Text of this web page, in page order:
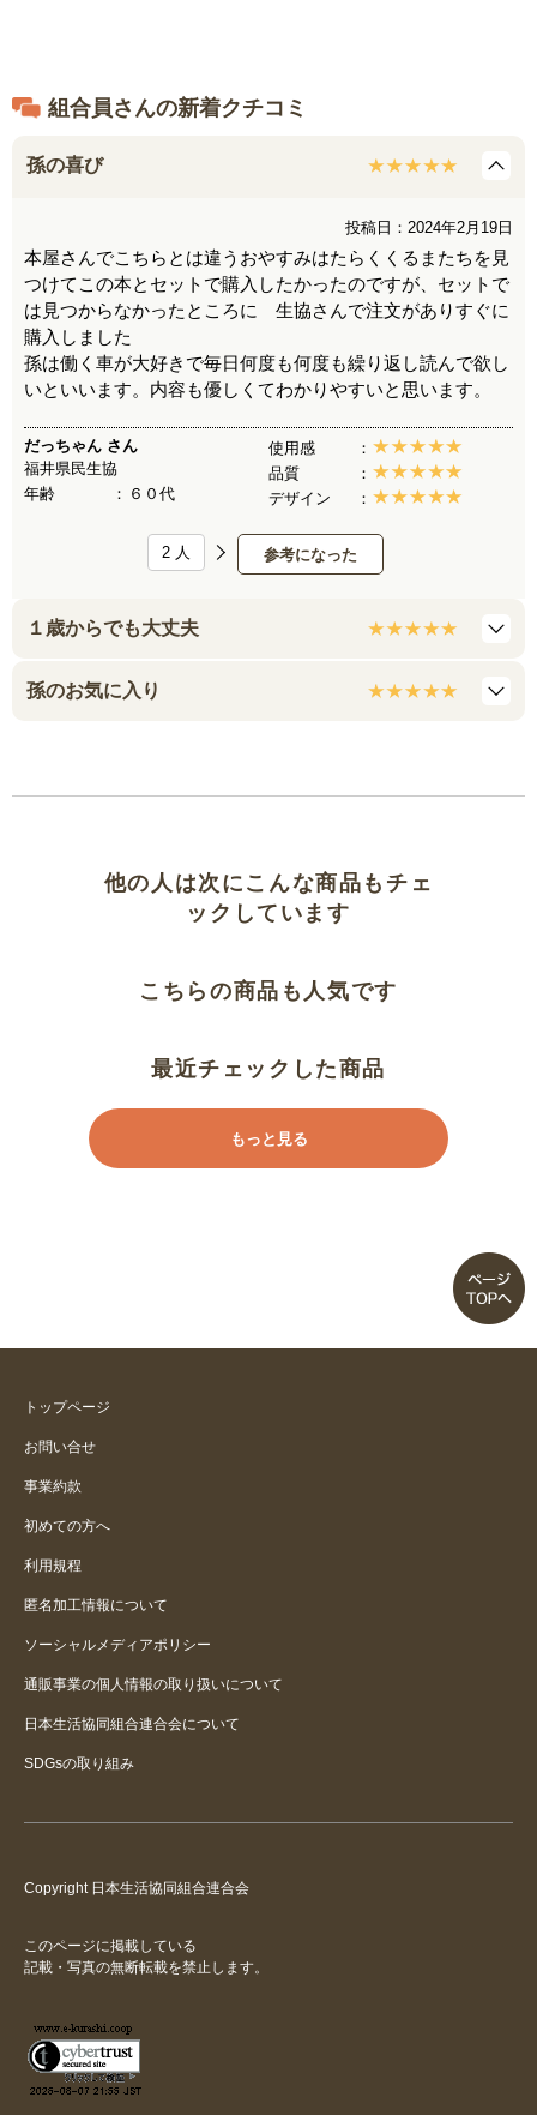
組合員さんの新着クチコミ
孫の喜び
投稿日：2024年2月19日
本屋さんでこちらとは違うおやすみはたらくくるまたちを見
つけてこの本とセットで購入したかったのですが、セットで
は見つからなかったところに 生協さんで注文がありすぐに
購入しました
孫は働く車が大好きで毎日何度も何度も繰り返し読んで欲し
いといいます。内容も優しくてわかりやすいと思います。
だっちゃん さん
福井県民生協
年齢
６０代
使用感
品質
デザイン
参考になった
2 人
１歳からでも大丈夫
孫のお気に入り
他の人は次にこんな商品もチェ
ックしています
こちらの商品も人気です
最近チェックした商品
もっと見る
トップページ
お問い合せ
事業約款
初めての方へ
利用規程
匿名加工情報について
ソーシャルメディアポリシー
通販事業の個人情報の取り扱いについて
日本生活協同組合連合会について
SDGsの取り組み
Copyright 日本生活協同組合連合会
このページに掲載している
記載・写真の無断転載を禁止します。